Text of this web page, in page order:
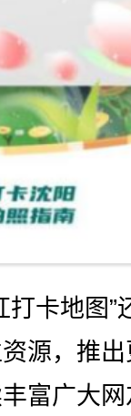
卡地图”
源，推
富广大